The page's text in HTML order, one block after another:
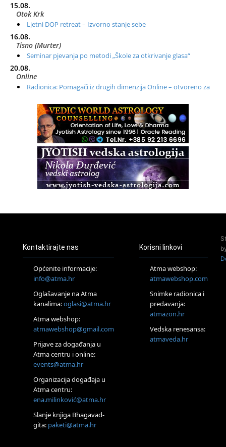
15.08.
Otok Krk
Ljetni DOP retreat – Izvorno stanje sebe
16.08.
Tisno (Murter)
Seminar pjevanja po metodi „Škole za otkrivanje glasa“
20.08.
Online
Radionica: Pomagači iz drugih dimenzija Online – otvoreno za
Zagreb+Online
Osnovni ThetaHealing® tečaj, Zagreb i Online
Zagreb
Osnovna radionica za izscjeljivanje pranom (Basic Pranic
Healing course)
Access BARS®, otpusti stres
Pjesma srca / Zagreb
Tečaj Višeg Vodstva, razvijanja intuicije i Akaša zapisa
Online
Upisi u program Profesionalni hipnoterapeut — nova
Online
Postanite Nositelj Vibracije Nove Zemlje
Visoko
Alemka Dauskardt – Jednodnevna radionica sistemskih
konstelacija
Online
SPAVAJ… Priče za lakšu noć
Kontaktirajte nas
Općenite informacije:
info@atma.hr
Oglašavanje na Atma
kanalima:oglasi@atma.hr
Atma webshop:
atmawebshop@gmail.com
Prijave za događanja u
Atma centru i online:
events@atma.hr
Organizacija događaja u
Atma centru:
ena.milinković@atma.hr
Slanje knjiga Bhagavad-
gita: paketi@atma.hr
Korisni linkovi
Atma webshop:
atmawebshop.com
Snimke radionica i
predavanja:
atmazon.hr
Vedska renesansa:
atmaveda.hr